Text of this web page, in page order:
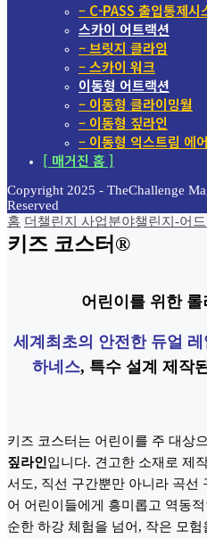
– C-PASS 출입통제시
스카이 어트랙션
– 브릿지 클라임
– 스카이 워크
이동형 어트랙션
– 이동형 클라이밍월
– 이동형 짚라인
– 이동형 익스트림 에
[ 매거진 홈 ]
Copyright 2025 - TheChallenge
Reserved
홈 더챌린지 사업분야챌린지-어
키즈 코스터®
어린이를 위한
세계최초의 안전한 듀얼 레
하네스, 특수 설계 제작
키즈 코스터는 어린이를 주 대상
짚라인입니다. 견고한 소재로 제
서도, 직선 구간뿐만 아니라 곡선
어 어린이들에게 흥미롭고 역동
순한 하강 체험을 넘어, 작은 모